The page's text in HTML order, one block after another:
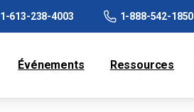
1-613-238-4003 1-888-542-1850
Événements Ressources